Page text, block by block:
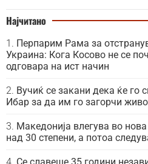
Најчитано
Перпарим Рама за
Украина: Кога Косово не се
одговара на ист начин
Вучиќ се закани дека ќе го
Ибар за да им го загорчи
Македонија влегува во
над 30 степени, а потоа